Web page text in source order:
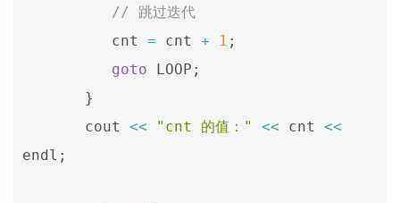
// 跳过迭代
cnt
= cnt + 1 ;
goto
LOOP ;
}
cout
<< "cnt 的值：" << cnt
<<
endl ;